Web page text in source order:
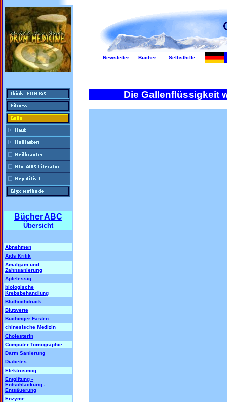
Bücher ABC
Übersicht
Abnehmen
Aids Kritik
Amalgam und
Zahnsanierung
Apfelessig
biologische
Krebsbehandlung
Bluthochdruck
Blutwerte
Buchinger Fasten
chinesische Medizin
Cholesterin
Computer Tomographie
Darm Sanierung
Diabetes
Elektrosmog
Entgiftung -
Entschlackung -
Entsäuerung
Enzyme
Newsletter Bücher Selbsthilfe
Die Gallenflüssigkeit